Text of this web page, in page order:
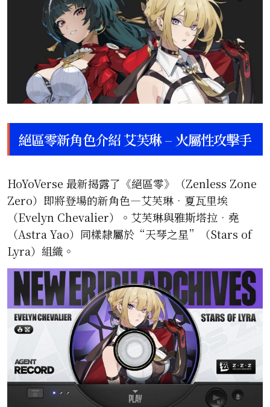
絕區零新角色介紹 艾芙琳 – 火屬性攻擊手
HoYoVerse 最新揭露了《絕區零》（Zenless Zone
Zero）即將登場的新角色—艾芙琳•夏瓦里埃
（Evelyn Chevalier）。艾芙琳與雅斯塔拉•堯
（Astra Yao）同樣隸屬於“天琴之星”（Stars of
Lyra）組織。